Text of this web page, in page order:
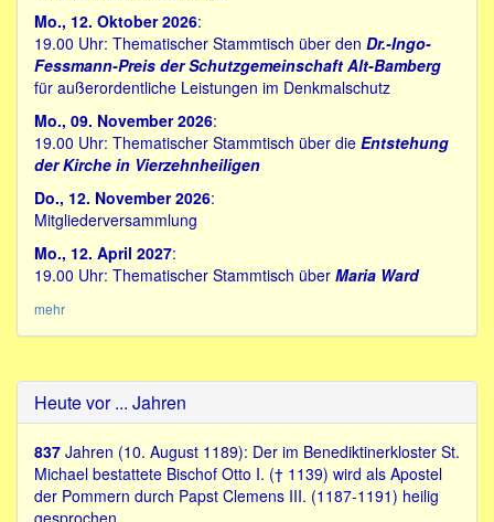
Mo., 12. Oktober 2026:
19.00 Uhr: Thematischer Stammtisch über den Dr.-Ingo-
Fessmann-Preis der Schutzgemeinschaft Alt-Bamberg
für außerordentliche Leistungen im Denkmalschutz
Mo., 09. November 2026:
19.00 Uhr: Thematischer Stammtisch über die Entstehung
der Kirche in Vierzehnheiligen
Do., 12. November 2026:
Mitgliederversammlung
Mo., 12. April 2027:
19.00 Uhr: Thematischer Stammtisch über Maria Ward
mehr
Heute vor ... Jahren
837 Jahren (10. August 1189): Der im Benediktinerkloster St.
Michael bestattete Bischof Otto I. († 1139) wird als Apostel
der Pommern durch Papst Clemens III. (1187-1191) heilig
gesprochen.